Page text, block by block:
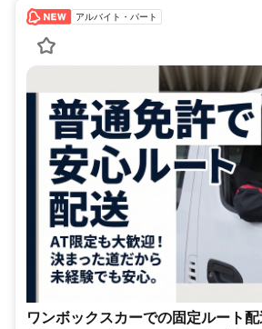
アルバイト・パート
ワンボックスカーでの固定ルート